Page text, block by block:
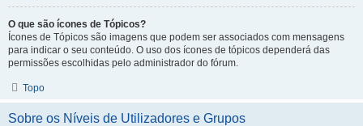
O que são ícones de Tópicos?
Ícones de Tópicos são imagens que podem ser associados com mensagens
para indicar o seu conteúdo. O uso dos ícones de tópicos dependerá das
permissões escolhidas pelo administrador do fórum.
Topo
Sobre os Níveis de Utilizadores e Grupos